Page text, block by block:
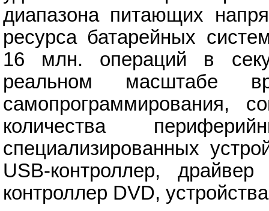
диапазона питающих
ресурса батарейных
16 млн. операций в
реальном масштабе
самопрограммирования,
количества
специализированных
USB-контроллер,
контроллер DVD,